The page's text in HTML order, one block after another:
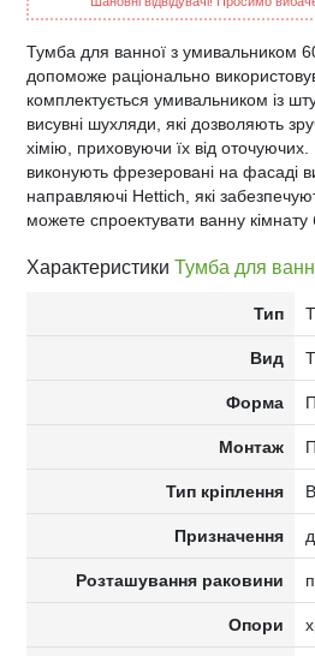
Тумба для ванної з умивальником
допоможе раціонально
комплектується умивальником із
висувні шухляди, які дозволяють
хімію, приховуючи їх від
виконують фрезеровані на фасаді
направляючі Hettich, які
можете спроектувати ванну кімнату
Характеристики Тумба для
Тип
Вид
Форма
Монтаж
Тип кріплення
Призначення
Розташування раковини
Опори